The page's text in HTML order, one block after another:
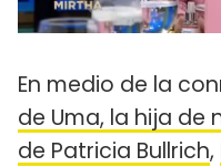
En medio de la
de Uma, la hija de
de Patricia Bullrich,